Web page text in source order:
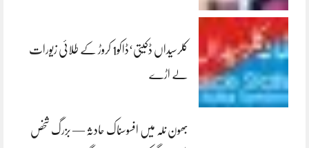
کلرسیداں ڈکیتی‘ڈاکو1 کروڑ کے طلائی زیورات
لے اڑے
بھون نلہ میں افسوسناک حادثہ — بزرگ شخص